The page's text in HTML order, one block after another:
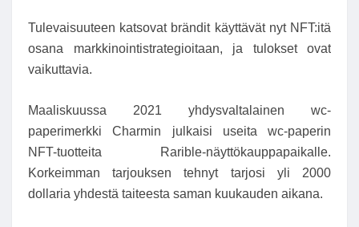
Tulevaisuuteen katsovat brändit käyttävät nyt NFT:itä
osana markkinointistrategioitaan, ja tulokset ovat
vaikuttavia.
Maaliskuussa 2021 yhdysvaltalainen wc-
paperimerkki Charmin julkaisi useita wc-paperin
NFT-tuotteita Rarible-näyttökauppapaikalle.
Korkeimman tarjouksen tehnyt tarjosi yli 2000
dollaria yhdestä taiteesta saman kuukauden aikana.